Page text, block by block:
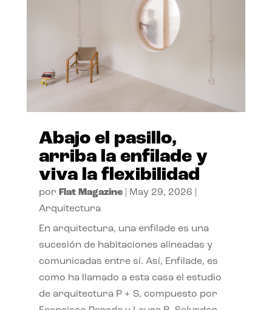
Abajo el pasillo,
arriba la enfilade y
viva la flexibilidad
por Flat Magazine| May 29, 2026
Arquitectura
En arquitectura, una enfilade es una
sucesión de habitaciones alineadas y
comunicadas entre sí. Así, Enfilade, es
como ha llamado a esta casa el estudio
de arquitectura P + S, compuesto por